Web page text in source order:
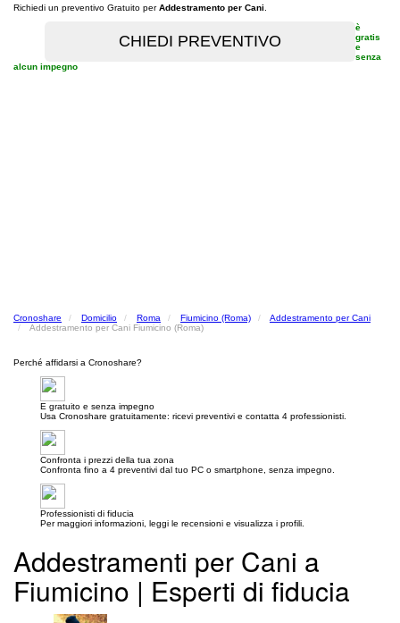
Richiedi un preventivo Gratuito perAddestramento per Cani
è
gratis
e
senza
alcun impegno
Cronoshare Domicilio Roma Fiumicino (Roma)
Addestramento per Cani
Addestramento per Cani Fiumicino (Roma)
Perché affidarsi a Cronoshare?
E gratuito e senza impegno
Usa Cronoshare gratuitamente: ricevi preventivi e contatta 4 professionisti.
Confronta i prezzi della tua zona
Confronta fino a 4 preventivi dal tuo PC o smartphone, senza impegno.
Professionisti di fiducia
Per maggiori informazioni, leggi le recensioni e visualizza i profili.
Addestramenti per Cani a
Fiumicino | Esperti di fiducia